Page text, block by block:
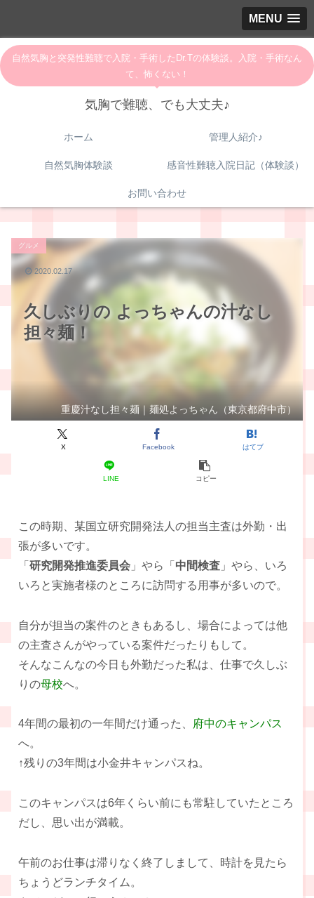
MENU
自然気胸と突発性難聴で入院・手術したDr.Tの体験談。入院・手術なん
て、怖くない！
気胸で難聴、でも大丈夫♪
ホーム 管理人紹介♪
自然気胸体験談 感音性難聴入院日記（体験談）
お問い合わせ
久しぶりの よっちゃんの汁なし
担々麺！
グルメ
重慶汁なし担々麺｜麺処よっちゃん（東京都府中市）
X Facebook はてブ
LINE コピー
2020.02.17
この時期、某国立研究開発法人の担当主査は外勤・出
張が多いです。
「 研究開発推進委員会 」やら「 中間検査 」やら、いろ
いろと実施者様のところに訪問する用事が多いので。
自分が担当の案件のときもあるし、場合によっては他
の主査さんがやっている案件だったりもして。
そんなこんなの今日も外勤だった私は、仕事で久しぶ
りの母校へ。
4年間の最初の一年間だけ通った、
府中のキャンパス
へ。
↑残りの3年間は小金井キャンパスね。
このキャンパスは6年くらい前にも常駐していたところ
だし、思い出が満載。
午前のお仕事は滞りなく終了しまして、時計を見たら
ちょうどランチタイム。